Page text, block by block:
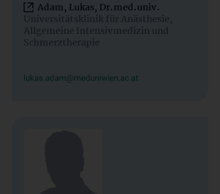
Adam, Lukas, Dr.med.univ.
Universitätsklinik für Anästhesie,
Allgemeine Intensivmedizin und
Schmerztherapie
lukas.adam@meduniwien.ac.at